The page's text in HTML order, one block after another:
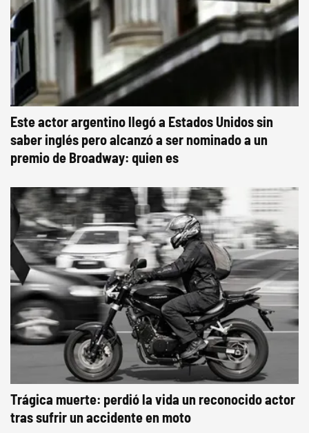
Este actor argentino llegó a Estados Unidos sin
saber inglés pero alcanzó a ser nominado a un
premio de Broadway: quien es
Trágica muerte: perdió la vida un reconocido actor
tras sufrir un accidente en moto